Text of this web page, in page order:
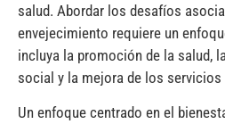
salud. Abordar los desafíos
envejecimiento requiere un
incluya la promoción de la salud,
social y la mejora de los
Un enfoque centrado en el